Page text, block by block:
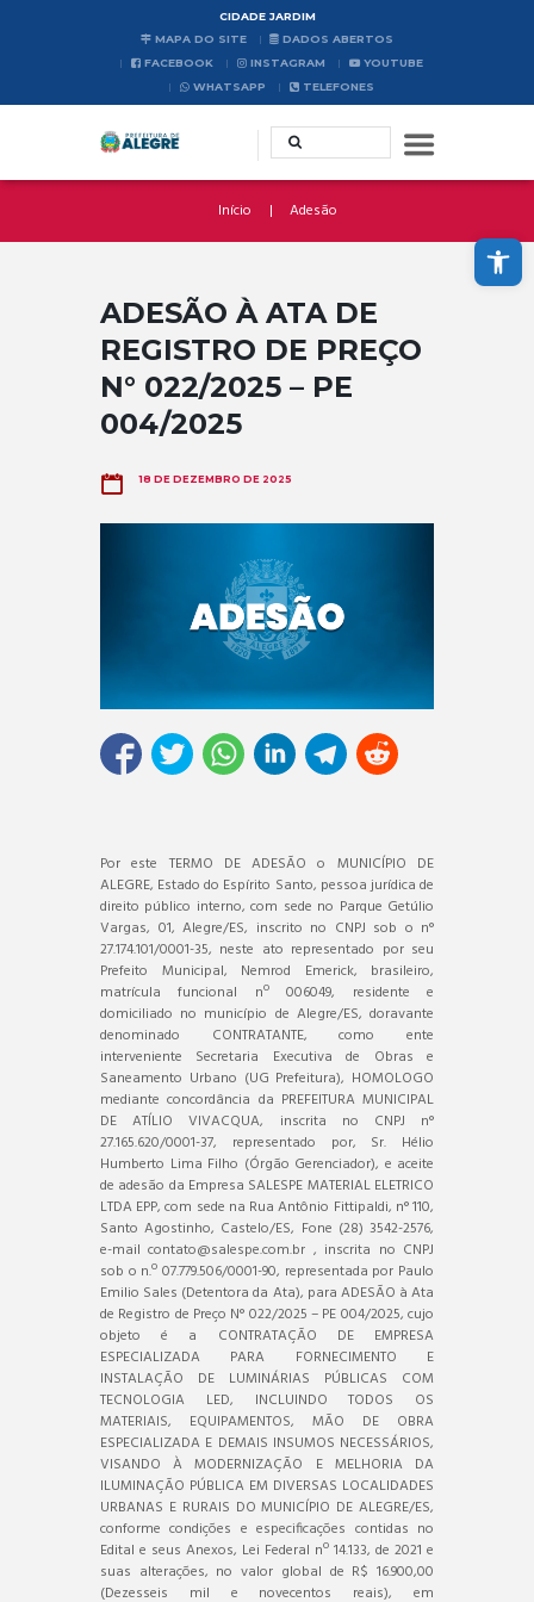
Abrir a barra de ferramentas
CIDADE JARDIM
MAPA DO SITE
DADOS ABERTOS
FACEBOOK
INSTAGRAM
YOUTUBE
WHATSAPP
TELEFONES
Início Adesão
ADESÃO À ATA DE
REGISTRO DE PREÇO
N° 022/2025 – PE
004/2025
18 DE DEZEMBRO DE 2025
Por este TERMO DE ADESÃO o MUNICÍPIO DE
ALEGRE, Estado do Espírito Santo, pessoa jurídica de
direito público interno, com sede no Parque Getúlio
Vargas, 01, Alegre/ES, inscrito no CNPJ sob o n°
27.174.101/0001-35, neste ato representado por seu
Prefeito Municipal, Nemrod Emerick, brasileiro,
matrícula funcional nº 006049, residente e
domiciliado no município de Alegre/ES, doravante
denominado CONTRATANTE, como ente
interveniente Secretaria Executiva de Obras e
Saneamento Urbano (UG Prefeitura), HOMOLOGO
mediante concordância da PREFEITURA MUNICIPAL
DE ATÍLIO VIVACQUA, inscrita no CNPJ n°
27.165.620/0001-37, representado por, Sr. Hélio
Humberto Lima Filho (Órgão Gerenciador), e aceite
de adesão da Empresa SALESPE MATERIAL ELETRICO
LTDA EPP, com sede na Rua Antônio Fittipaldi, n° 110,
Santo Agostinho, Castelo/ES, Fone (28) 3542-2576,
e-mail contato@salespe.com.br , inscrita no CNPJ
sob o n.º 07.779.506/0001-90, representada por Paulo
Emilio Sales (Detentora da Ata), para ADESÃO à Ata
de Registro de Preço N° 022/2025 – PE 004/2025, cujo
objeto é a CONTRATAÇÃO DE EMPRESA
ESPECIALIZADA PARA FORNECIMENTO E
INSTALAÇÃO DE LUMINÁRIAS PÚBLICAS COM
TECNOLOGIA LED, INCLUINDO TODOS OS
MATERIAIS, EQUIPAMENTOS, MÃO DE OBRA
ESPECIALIZADA E DEMAIS INSUMOS NECESSÁRIOS,
VISANDO À MODERNIZAÇÃO E MELHORIA DA
ILUMINAÇÃO PÚBLICA EM DIVERSAS LOCALIDADES
URBANAS E RURAIS DO MUNICÍPIO DE ALEGRE/ES,
conforme condições e especificações contidas no
Edital e seus Anexos, Lei Federal nº 14.133, de 2021 e
suas alterações, no valor global de R$ 16.900,00
(Dezesseis mil e novecentos reais), em